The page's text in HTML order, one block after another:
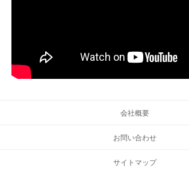
会社概要
お問い合わせ
サイトマップ